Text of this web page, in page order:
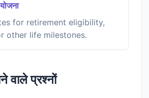
for retirement eligibility,
other life milestones.
वाले प्रश्नों